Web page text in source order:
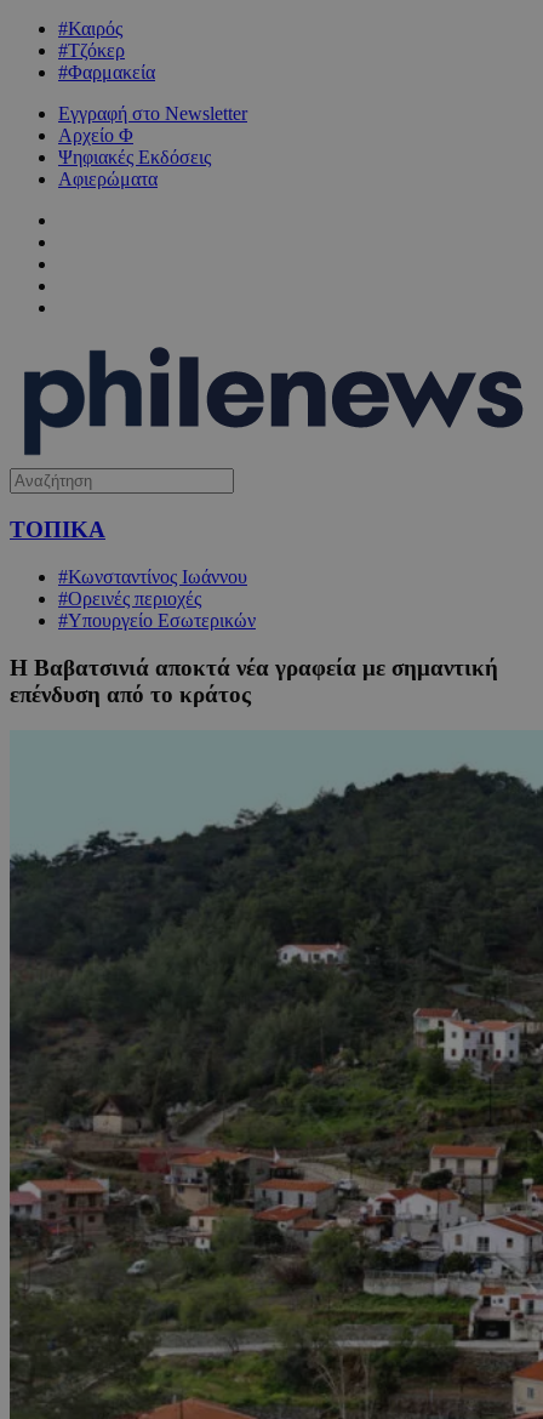
#Καιρός
#Τζόκερ
#Φαρμακεία
Εγγραφή στο Newsletter
Αρχείο Φ
Ψηφιακές Εκδόσεις
Αφιερώματα
ΤΟΠΙΚΑ
#Κωνσταντίνος Ιωάννου
#Ορεινές περιοχές
#Υπουργείο Εσωτερικών
Η Βαβατσινιά αποκτά νέα γραφεία με σημαντική
επένδυση από το κράτος